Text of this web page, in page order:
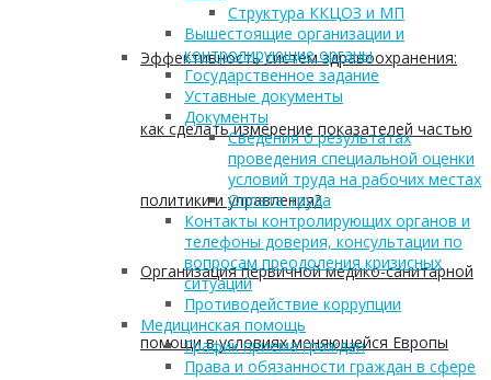
Эффективность систем здравоохранения:
как сделать измерение показателей частью
политики и управления?
Организация первичной медико-санитарной
помощи в условиях меняющейся Европы
Структура ККЦОЗ и МП
Вышестоящие организации и
контролирующие органы
Государственное задание
Уставные документы
Документы
Сведения о результатах
проведения специальной оценки
условий труда на рабочих местах
Оплата труда
Контакты контролирующих органов и
телефоны доверия, консультации по
вопросам преодоления кризисных
ситуаций
Противодействие коррупции
Медицинская помощь
График приема граждан
Права и обязанности граждан в сфере